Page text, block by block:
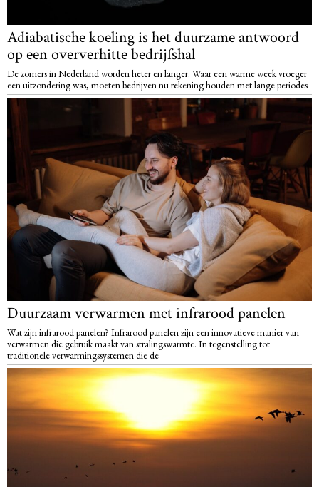
Adiabatische koeling is het duurzame antwoord
op een oververhitte bedrijfshal
De zomers in Nederland worden heter en langer. Waar een warme week vroeger
een uitzondering was, moeten bedrijven nu rekening houden met lange periodes
Duurzaam verwarmen met infrarood panelen
Wat zijn infrarood panelen? Infrarood panelen zijn een innovatieve manier van
verwarmen die gebruik maakt van stralingswarmte. In tegenstelling tot
traditionele verwarmingssystemen die de